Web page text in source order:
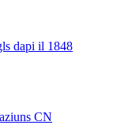
dapi il 1848
CN